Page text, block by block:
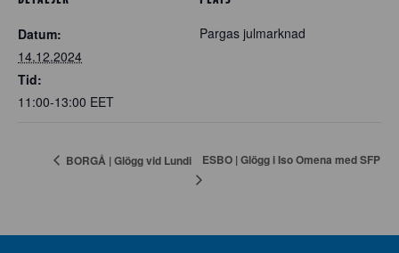
Datum:
14.12.2024
Tid:
11:00-13:00 EET
Pargas julmarknad
BORGÅ | Glögg vid Lundi ESBO | Glögg i Iso Omena med SFP